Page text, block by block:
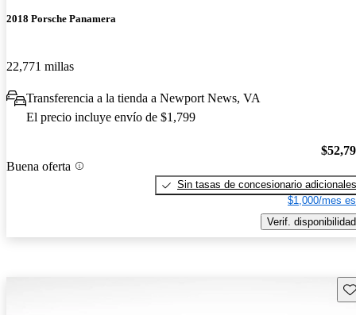
2018 Porsche Panamera
22,771 millas
Transferencia a la tienda a Newport News, VA
El precio incluye envío de $1,799
Buena oferta
Sin tasas de concesionario adicionales
$1,000/mes
Verif. disponibilidad